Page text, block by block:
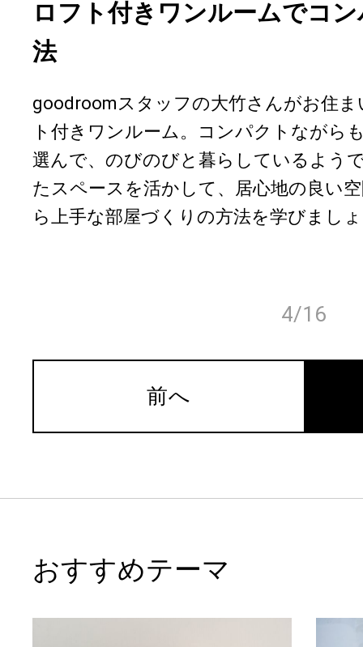
ロフト付きワンルームでコ
法
goodroomスタッフの大竹さんがお住
ト付きワンルーム。コンパクトながら
選んで、のびのびと暮らしているよう
たスペースを活かして、居心地の良い
ら上手な部屋づくりの方法を学びまし
4/16
前へ
おすすめテーマ